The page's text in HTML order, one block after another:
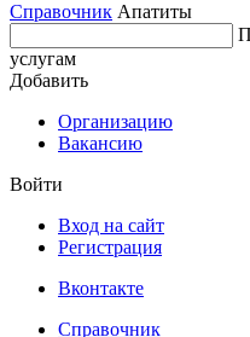
Справочник Апатиты
услугам
Добавить
Организацию
Вакансию
Войти
Вход на сайт
Регистрация
Вконтакте
Справочник